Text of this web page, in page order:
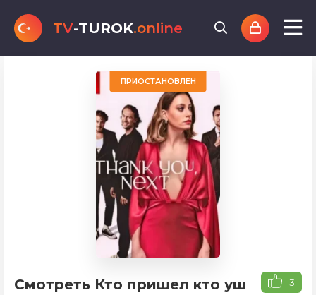
TV-TUROK.online
ПРИОСТАНОВЛЕН
Смотреть Кто пришел кто ушел 3